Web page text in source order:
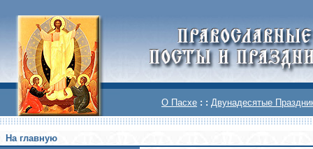
О Пасхе : : Двунадесятые
На главную